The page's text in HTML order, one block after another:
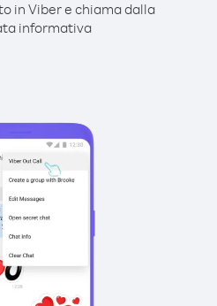
in Viber e chiama dalla
informativa